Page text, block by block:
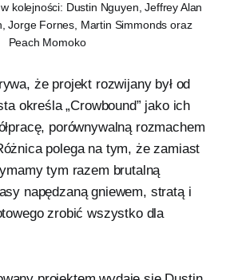
kolejności: Dustin Nguyen, Jeffrey Alan
Jorge Fornes, Martin Simmonds oraz
Peach Momoko
że projekt rozwijany był od
określa „Crowbound” jako ich
porównywalną rozmachem
polega na tym, że zamiast
tym razem brutalną
napędzaną gniewem, stratą i
zrobić wszystko dla